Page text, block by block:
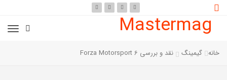
Mastermag
خانه گیمینگ نقد و بررسی Forza Motorsport 6